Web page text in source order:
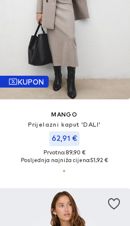
KUPON
MANGO
Prijelazni kaput 'DALI'
62,91 €
Prvotno: 89,90 €
Posljednja najniža cijena:51,92 €